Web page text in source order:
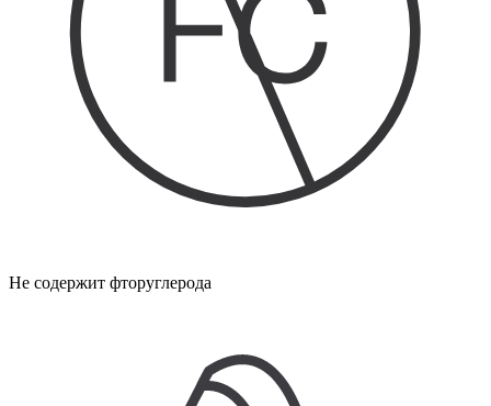
Не содержит фторуглерода